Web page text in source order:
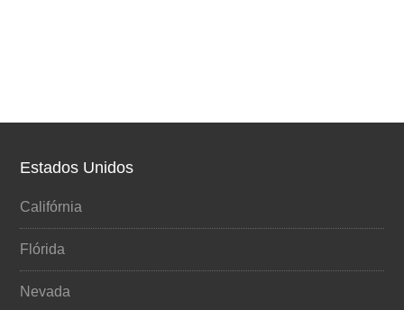
Estados Unidos
Califórnia
Flórida
Nevada